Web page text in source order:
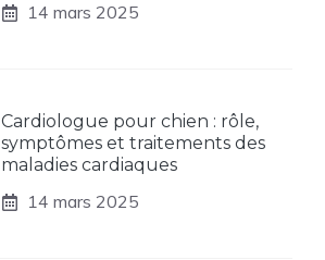
14 mars 2025
Cardiologue pour chien : rôle,
symptômes et traitements des
maladies cardiaques
14 mars 2025